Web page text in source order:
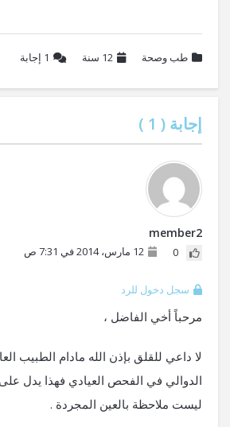
طب وصحة 12 سنة 1 إجابة
إجابة ( 1
)
member2
0 12 مارس، 2014 في 7:31 ص
سجل دخول للرد
مرحباً أخي الفاضل ،
لا داعي للقلق بإذن الله مادام الطبيب
الدوالي في الفحص العيادي فهذا يدل
ليست ملاحظة بالعين المجردة .